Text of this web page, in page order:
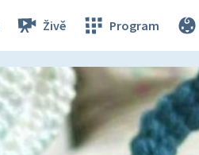
Živě Program